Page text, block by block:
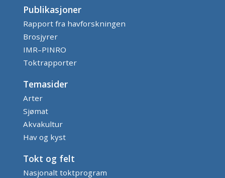
Publikasjoner
Rapport fra havforskningen
Brosjyrer
IMR–PINRO
Toktrapporter
Temasider
Arter
Sjømat
Akvakultur
Hav og kyst
Tokt og felt
Nasjonalt toktprogram